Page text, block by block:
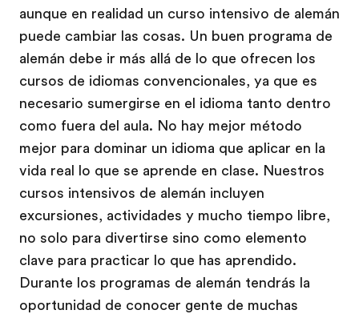
aunque en realidad un curso intensivo de alemán
puede cambiar las cosas. Un buen programa de
alemán debe ir más allá de lo que ofrecen los
cursos de idiomas convencionales, ya que es
necesario sumergirse en el idioma tanto dentro
como fuera del aula. No hay mejor método
mejor para dominar un idioma que aplicar en la
vida real lo que se aprende en clase. Nuestros
cursos intensivos de alemán incluyen
excursiones, actividades y mucho tiempo libre,
no solo para divertirse sino como elemento
clave para practicar lo que has aprendido.
Durante los programas de alemán tendrás la
oportunidad de conocer gente de muchas